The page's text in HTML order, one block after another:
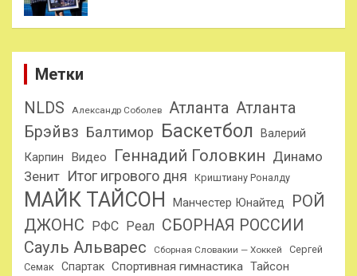
Метки
NLDS
Александр Соболев Атланта Атланта
Брэйвз Балтимор Баскетбол
Валерий
Карпин
Видео Геннадий Головкин Динамо
Зенит Итог игрового дня Криштиану Роналду
МАЙК ТАЙСОН Манчестер Юнайтед
РОЙ
ДЖОНС РФС Реал СБОРНАЯ РОССИИ
Сауль Альварес Сборная Словакии — Хоккей
Сергей
Семак
Спартак Спортивная гимнастика Тайсон